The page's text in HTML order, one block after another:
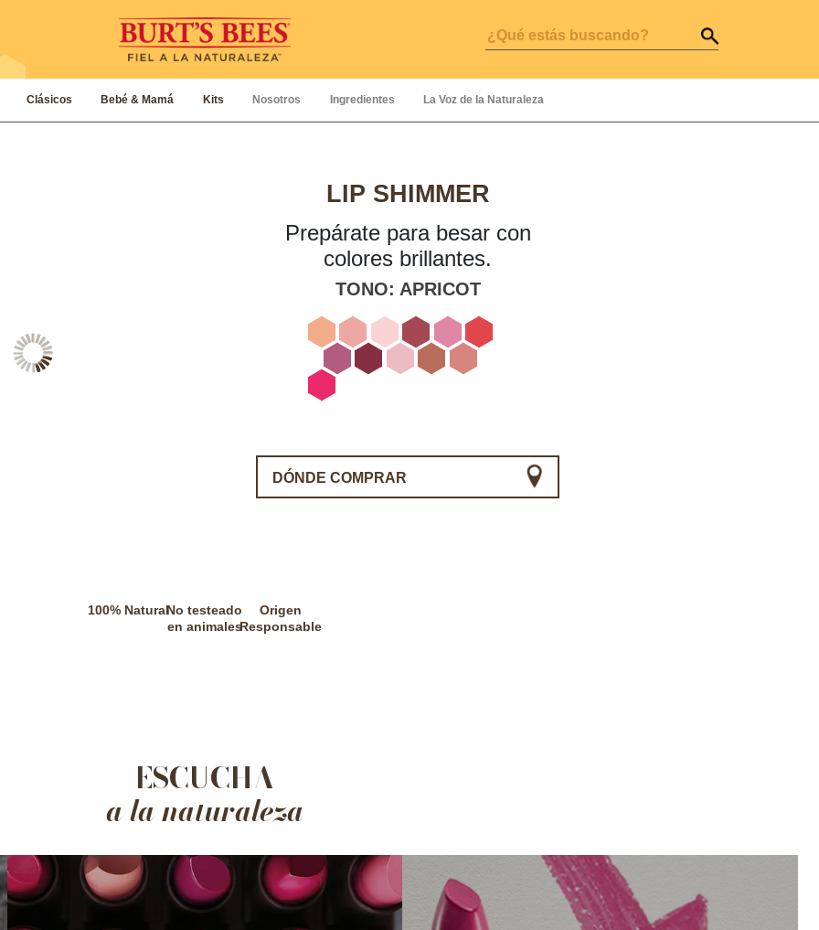
Clásicos Bebé & Mamá Kits Nosotros Ingredientes La Voz de la Naturaleza
LIP SHIMMER
Prepárate para besar con
colores brillantes.
TONO: APRICOT
DÓNDE COMPRAR
100% NaturalNo testeado
en animales
Origen
Responsable
ESCUCHA
a la naturaleza